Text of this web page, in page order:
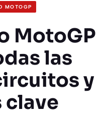
MOTOGP
MotoGP
las
y
clave